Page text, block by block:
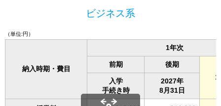
ビジネス系
（単位:円）
納入時期・費目
1年次
前期
後期
1
入学
手続き時
2027年
8月31日